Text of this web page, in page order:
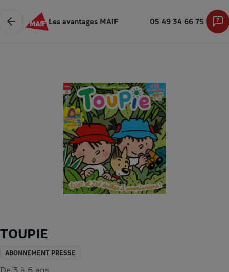
Les avantages MAIF 05 49 34 66 75
TOUPIE
ABONNEMENT PRESSE
De 3 à 6 ans.